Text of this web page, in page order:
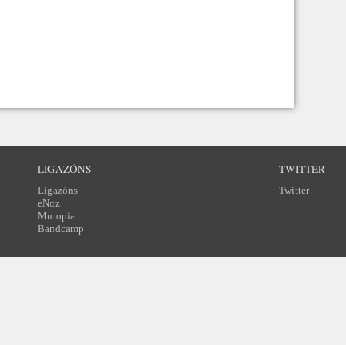
LIGAZÓNS
Ligazóns
eNoz
Mutopia
Bandcamp
TWITTER
Twitter